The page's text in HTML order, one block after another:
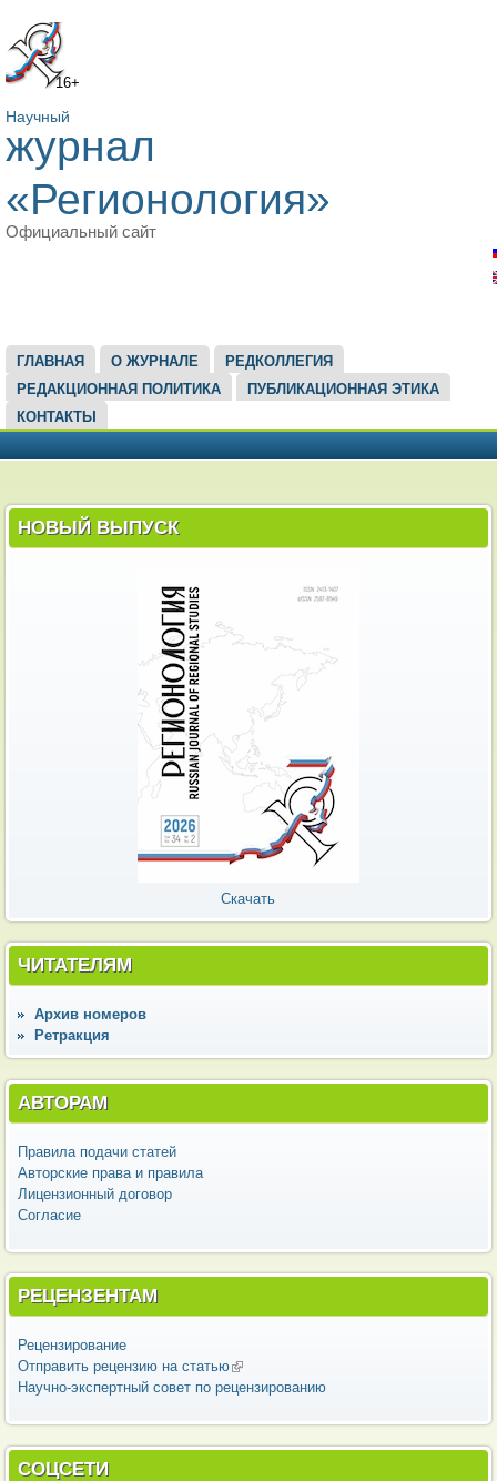
16+
Научный
журнал
«Регионология»
Официальный сайт
ГЛАВНОЕ МЕНЮ
ГЛАВНАЯ О ЖУРНАЛЕ
РЕДКОЛЛЕГИЯ
РЕДАКЦИОННАЯ ПОЛИТИКА
ПУБЛИКАЦИОННАЯ ЭТИКА
КОНТАКТЫ
НОВЫЙ ВЫПУСК
Скачать
ЧИТАТЕЛЯМ
Архив номеров
Ретракция
АВТОРАМ
Правила подачи статей
Авторские права и правила
Лицензионный договор
Согласие
РЕЦЕНЗЕНТАМ
Рецензирование
Отправить рецензию на статью(внешняя ссылка)
Научно-экспертный совет по рецензированию
СОЦСЕТИ